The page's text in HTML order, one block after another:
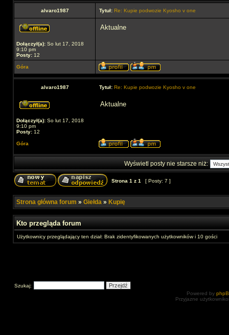
alvaro1987 Tytuł: Re: Kupie podwozie Kyosho v one
Dołączył(a): So lut 17, 2018
9:10 pm
Posty: 12
Aktualne
Góra
alvaro1987 Tytuł: Re: Kupie podwozie Kyosho v one
Dołączył(a): So lut 17, 2018
9:10 pm
Posty: 12
Aktualne
Góra
Wyświetl posty nie starsze niż:
Strona 1 z 1 [ Posty: 7 ]
Strona główna forum » Giełda » Kupię
Kto przegląda forum
Użytkownicy przeglądający ten dział: Brak zidentyfikowanych użytkowników i 10 gości
Szukaj:
Powered by
Przyjazne